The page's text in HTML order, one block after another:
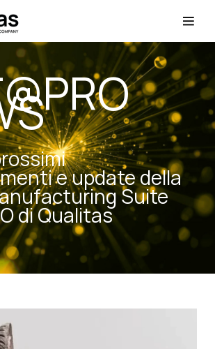
e update della
Suite
di Qualitas